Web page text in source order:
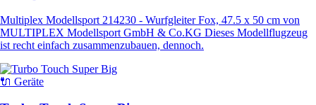
Multiplex Modellsport 214230 - Wurfgleiter Fox, 47.5 x 50 cm von
MULTIPLEX Modellsport GmbH & Co.KG Dieses Modellflugzeug
ist recht einfach zusammenzubauen, dennoch.
🔌 Geräte